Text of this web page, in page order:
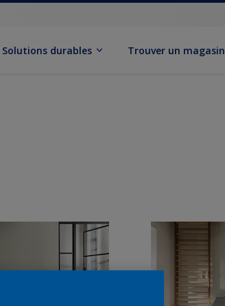
Solutions durables Trouver un magasin